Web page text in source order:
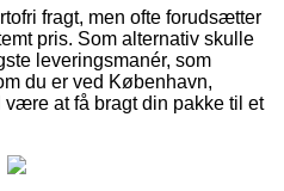
fragt, men ofte forudsætter
pris. Som alternativ skulle
leveringsmanér, som
du er ved København,
at få bragt din pakke til et